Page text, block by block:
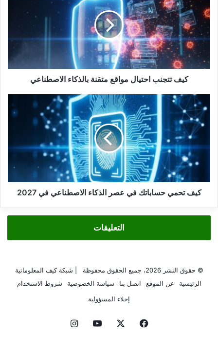
احتيال
مواقع
متقنة
بالذكاء
الاصطناعي
كيف تتجنب احتيال مواقع متقنة بالذكاء الاصطناعي
تحمي
حساباتك
في
الذكاء
الاصطناعي
2027
كيف تحمي حساباتك في عصر الذكاء الاصطناعي في 2027
التعليقات
© حقوق النشر 2026، جميع الحقوق محفوظة | شبكة كيف المعلوماتية
الرئيسية
عن الموقع اتصل بنا سياسة الخصوصية
شروط الاستخدام
إخلاء المسؤولية
فيسبوك ‫YouTubeانستقرام